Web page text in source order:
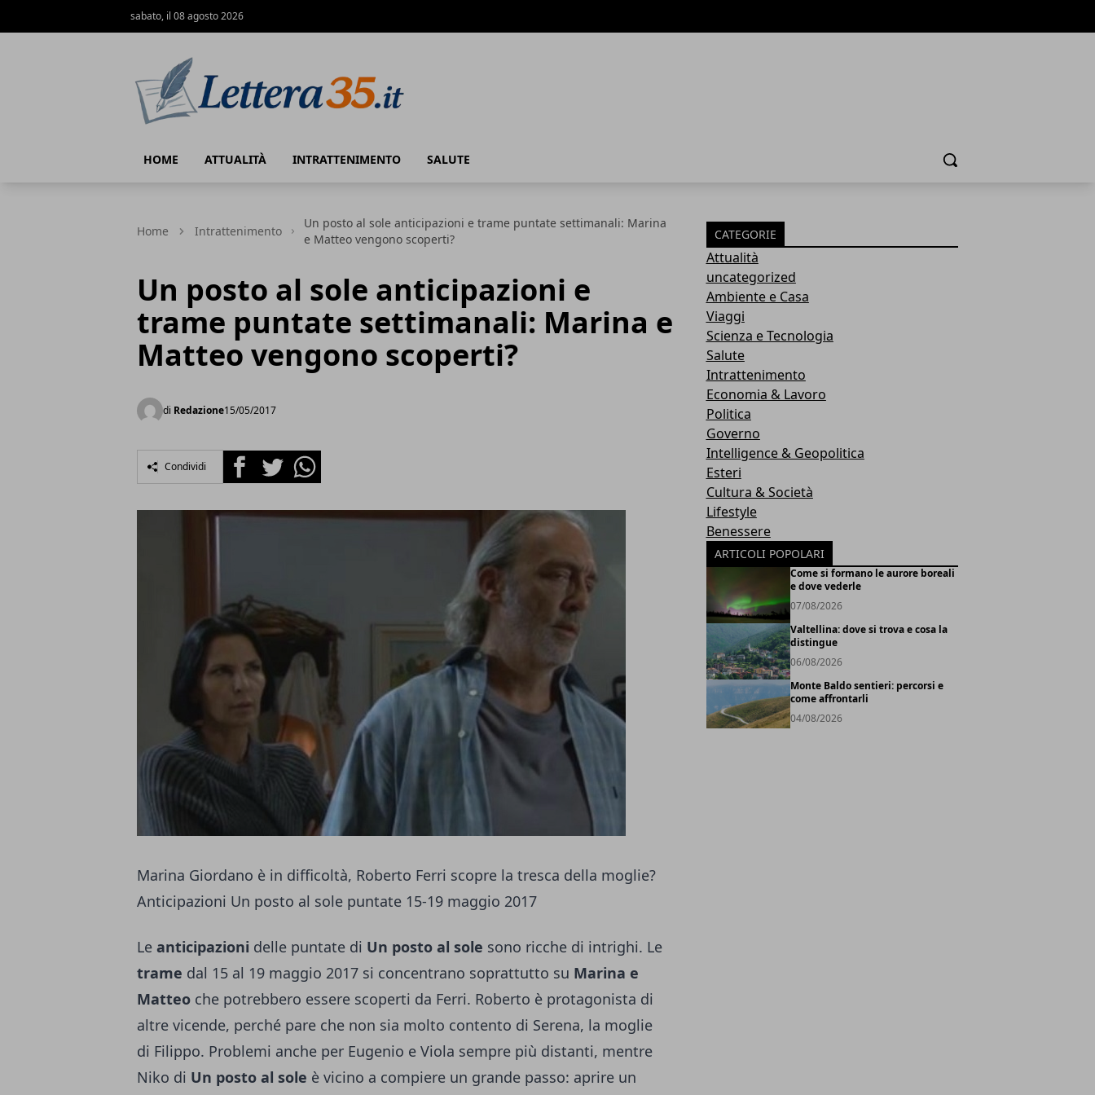
sabato, il 08 agosto 2026
HOME ATTUALITÀ INTRATTENIMENTO SALUTE Cerca
Home Intrattenimento
Un posto al sole anticipazioni e trame puntate settimanali: Marina
e Matteo vengono scoperti?
Un posto al sole anticipazioni e
trame puntate settimanali: Marina e
Matteo vengono scoperti?
di Redazione15/05/2017
Condividi FacebookTwitterWhatsapp
Marina Giordano è in difficoltà, Roberto Ferri scopre la tresca della moglie?
Anticipazioni Un posto al sole puntate 15-19 maggio 2017
Le anticipazioni delle puntate di Un posto al sole sono ricche di intrighi. Le
trame dal 15 al 19 maggio 2017 si concentrano soprattutto su Marina e
Matteo che potrebbero essere scoperti da Ferri. Roberto è protagonista di
altre vicende, perché pare che non sia molto contento di Serena, la moglie
di Filippo. Problemi anche per Eugenio e Viola sempre più distanti, mentre
Niko di Un posto al sole è vicino a compiere un grande passo: aprire un
CATEGORIE
Attualità
uncategorized
Ambiente e Casa
Viaggi
Scienza e Tecnologia
Salute
Intrattenimento
Economia & Lavoro
Politica
Governo
Intelligence & Geopolitica
Esteri
Cultura & Società
Lifestyle
Benessere
ARTICOLI POPOLARI
Come si formano le aurore boreali
e dove vederle
07/08/2026
Valtellina: dove si trova e cosa la
distingue
06/08/2026
Monte Baldo sentieri: percorsi e
come affrontarli
04/08/2026